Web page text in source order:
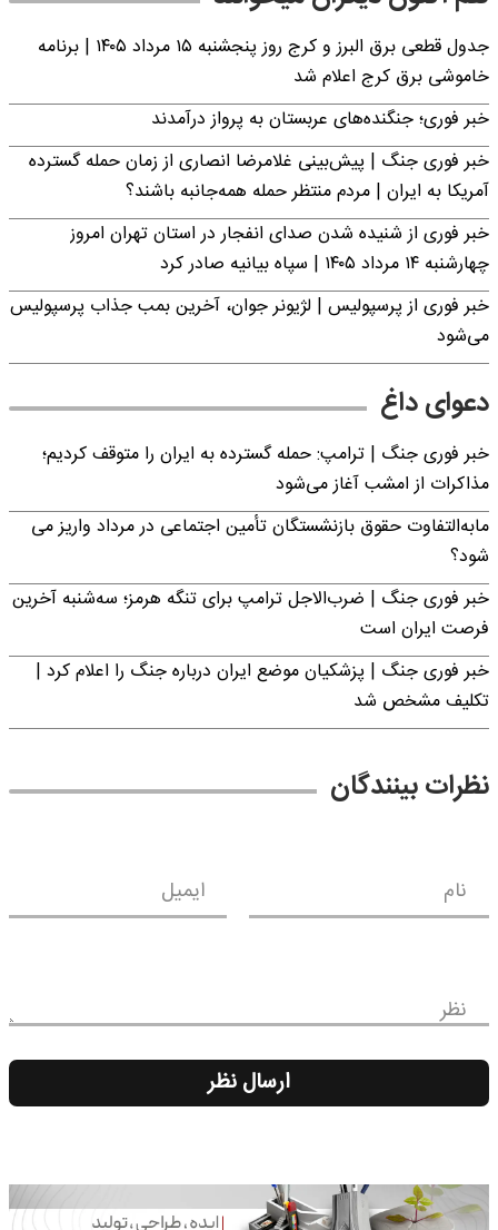
جدول قطعی برق البرز و کرج روز پنجشنبه ۱۵ مرداد ۱۴۰۵ | برنامه
خاموشی برق کرج اعلام شد
خبر فوری؛ جنگنده‌های عربستان به پرواز درآمدند
خبر فوری جنگ | پیش‌بینی غلامرضا انصاری از زمان حمله گسترده
آمریکا به ایران | مردم منتظر حمله همه‌جانبه باشند؟
خبر فوری از شنیده شدن صدای انفجار در استان تهران امروز
چهارشنبه ۱۴ مرداد ۱۴۰۵ | سپاه بیانیه صادر کرد
خبر فوری از پرسپولیس | لژیونر جوان، آخرین بمب جذاب پرسپولیس
می‌شود
دعوای داغ
خبر فوری جنگ | ترامپ: حمله گسترده به ایران را متوقف کردیم؛
مذاکرات از امشب آغاز می‌شود
مابه‌التفاوت حقوق بازنشستگان تأمین اجتماعی در مرداد واریز می
شود؟
خبر فوری جنگ | ضرب‌الاجل ترامپ برای تنگه هرمز؛ سه‌شنبه آخرین
فرصت ایران است
خبر فوری جنگ | پزشکیان موضع ایران درباره جنگ را اعلام کرد |
تکلیف مشخص شد
نظرات بینندگان
نام ایمیل
نظر
ارسال نظر